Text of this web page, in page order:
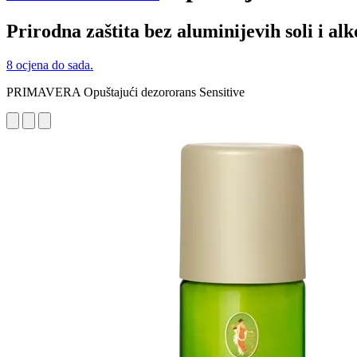
Prirodna zaštita bez aluminijevih soli i
8 ocjena do sada.
PRIMAVERA Opuštajući dezororans Sensitive